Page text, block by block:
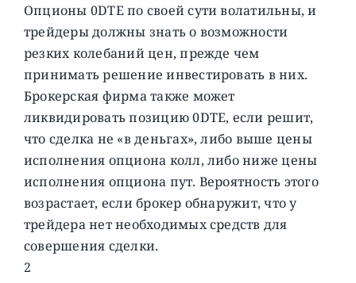
Опционы 0DTE по своей сути волатильны, и
трейдеры должны знать о возможности
резких колебаний цен, прежде чем
принимать решение инвестировать в них.
Брокерская фирма также может
ликвидировать позицию 0DTE, если решит,
что сделка не «в деньгах», либо выше цены
исполнения опциона колл, либо ниже цены
исполнения опциона пут. Вероятность этого
возрастает, если брокер обнаружит, что у
трейдера нет необходимых средств для
совершения сделки.
2